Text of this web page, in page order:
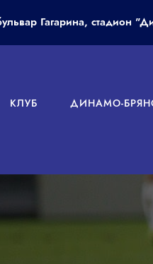
Гагарина, стадион
КЛУБ ДИНАМО-